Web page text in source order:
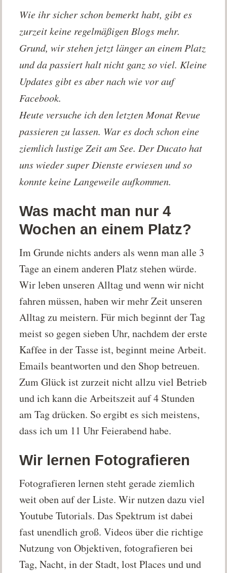
Wie ihr sicher schon bemerkt habt, gibt es
zurzeit keine regelmäßigen Blogs mehr.
Grund, wir stehen jetzt länger an einem Platz
und da passiert halt nicht ganz so viel. Kleine
Updates gibt es aber nach wie vor auf
Facebook.
Heute versuche ich den letzten Monat Revue
passieren zu lassen. War es doch schon eine
ziemlich lustige Zeit am See. Der Ducato hat
uns wieder super Dienste erwiesen und so
konnte keine Langeweile aufkommen.
Was macht man nur 4
Wochen an einem Platz?
Im Grunde nichts anders als wenn man alle 3
Tage an einem anderen Platz stehen würde.
Wir leben unseren Alltag und wenn wir nicht
fahren müssen, haben wir mehr Zeit unseren
Alltag zu meistern. Für mich beginnt der Tag
meist so gegen sieben Uhr, nachdem der erste
Kaffee in der Tasse ist, beginnt meine Arbeit.
Emails beantworten und den Shop betreuen.
Zum Glück ist zurzeit nicht allzu viel Betrieb
und ich kann die Arbeitszeit auf 4 Stunden
am Tag drücken. So ergibt es sich meistens,
dass ich um 11 Uhr Feierabend habe.
Wir lernen Fotografieren
Fotografieren lernen steht gerade ziemlich
weit oben auf der Liste. Wir nutzen dazu viel
Youtube Tutorials. Das Spektrum ist dabei
fast unendlich groß. Videos über die richtige
Nutzung von Objektiven, fotografieren bei
Tag, Nacht, in der Stadt, lost Places und und